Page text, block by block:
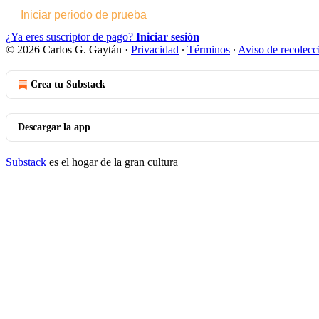
Iniciar periodo de prueba
¿Ya eres suscriptor de pago? Iniciar sesión
© 2026 Carlos G. Gaytán · Privacidad ∙ Términos ∙ Aviso de
Crea tu Substack
Descargar la app
Substack es el hogar de la gran cultura